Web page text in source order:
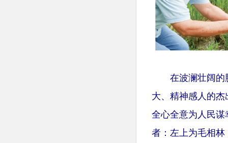
在波澜壮阔的脱
大、精神感人的
全心全意为人民谋
者：左上为毛相